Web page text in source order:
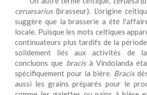
ceruesarius(brasseur). L'origine
suggère que la brasserie a été
locale. Puisque les mots celtiques
continuateurs plus tardifs de la
solidement liés aux activités de
concluons que bracisà Vindolanda
spécifiquement pour la bière. Bracis
aussi les grains préparés pour le